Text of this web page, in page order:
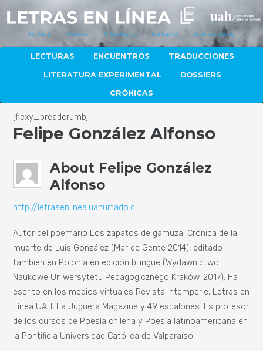
Portada Autores Artículos Contacto Quiénes Somos
LECTURAS ENCUENTROS TRADUCCIONES
LITERATURA EXPERIMENTAL DOSSIERS
CRÓNICAS
[flexy_breadcrumb]
Felipe González Alfonso
About Felipe González
Alfonso
http://letrasenlinea.uahurtado.cl
Autor del poemario Los zapatos de gamuza. Crónica de la
muerte de Luis González (Mar de Gente 2014), editado
también en Polonia en edición bilingüe (Wydawnictwo
Naukowe Uniwersytetu Pedagogicznego Kraków, 2017). Ha
escrito en los medios virtuales Revista Intemperie, Letras en
Línea UAH, La Juguera Magazine y 49 escalones. Es profesor
de los cursos de Poesía chilena y Poesía latinoamericana en
la Pontificia Universidad Católica de Valparaíso.